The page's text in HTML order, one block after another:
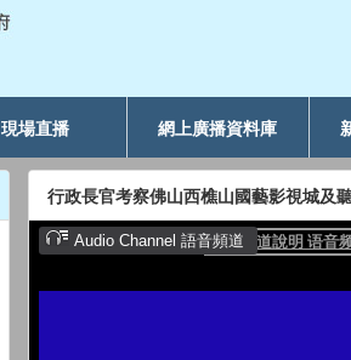
現場直播 網上廣播資料庫
行政長官考察佛山西樵山國藝影視城及